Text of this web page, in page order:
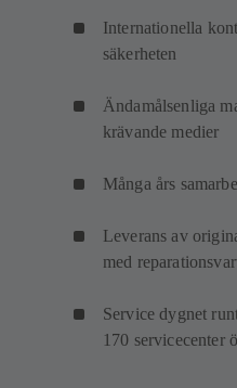
Internationella
säkerheten
Ändamålsenliga
krävande medier
Många års
Leverans av
med
Service dygnet
170 servicecenter